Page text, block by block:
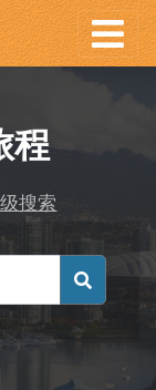
程
搜索